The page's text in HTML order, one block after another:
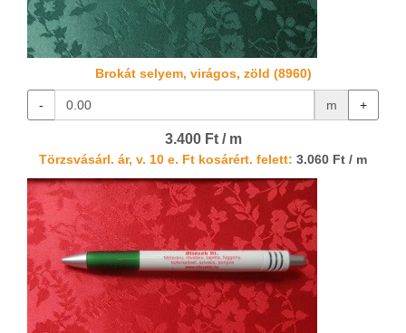
Brokát selyem, virágos, zöld (8960)
- m +
3.400 Ft / m
Törzsvásárl. ár, v. 10 e. Ft kosárért. felett: 3.060 Ft / m